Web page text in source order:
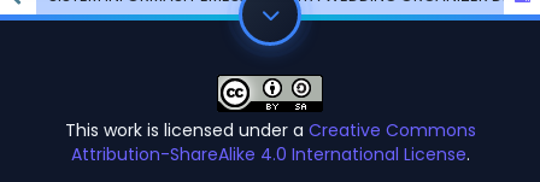
This work is licensed under a Creative Commons
Attribution-ShareAlike 4.0 International License.